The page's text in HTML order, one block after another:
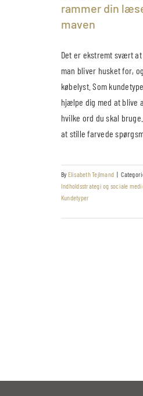
rammer din
maven
Det er ekstremt svært
man bliver husket for,
købelyst. Som
hjælpe dig med at blive
hvilke ord du skal
at stille farvede
By Elisabeth Tejlmand |
Indholdsstrategi og sociale
Kundetyper